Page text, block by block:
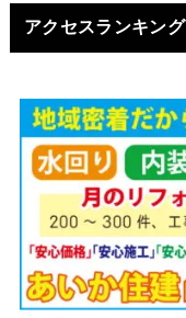
アクセスランキング